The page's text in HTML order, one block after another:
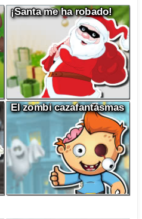
¡Santa me ha robado!
El zombi cazafantasmas